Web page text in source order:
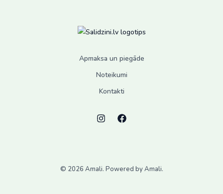
Apmaksa un piegāde
Noteikumi
Kontakti
© 2026 Amali. Powered by Amali.